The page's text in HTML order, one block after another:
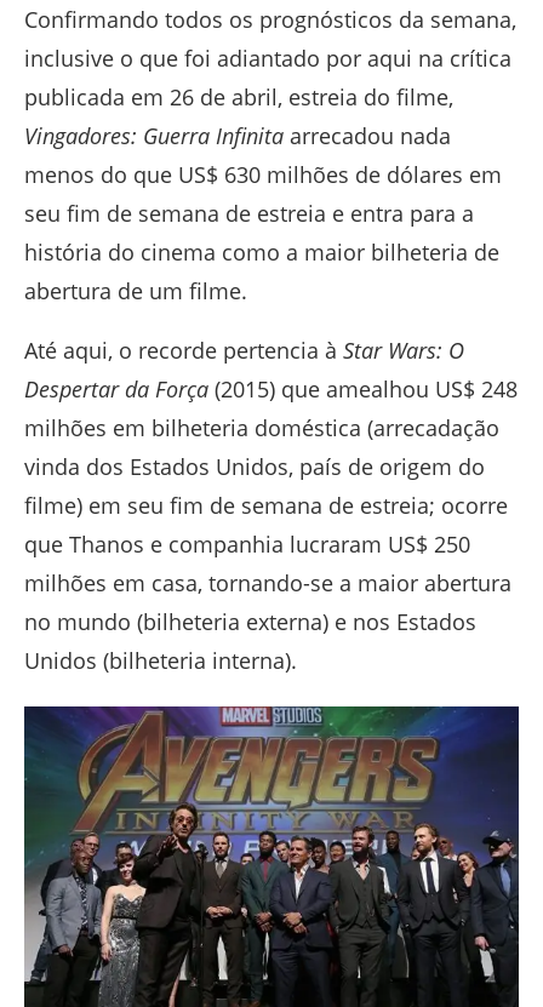
Confirmando todos os prognósticos da semana,
inclusive o que foi adiantado por aqui na crítica
publicada em 26 de abril, estreia do filme,
Vingadores: Guerra Infinita arrecadou nada
menos do que US$ 630 milhões de dólares em
seu fim de semana de estreia e entra para a
história do cinema como a maior bilheteria de
abertura de um filme.
Até aqui, o recorde pertencia à Star Wars: O
Despertar da Força (2015) que amealhou US$ 248
milhões em bilheteria doméstica (arrecadação
vinda dos Estados Unidos, país de origem do
filme) em seu fim de semana de estreia; ocorre
que Thanos e companhia lucraram US$ 250
milhões em casa, tornando-se a maior abertura
no mundo (bilheteria externa) e nos Estados
Unidos (bilheteria interna).